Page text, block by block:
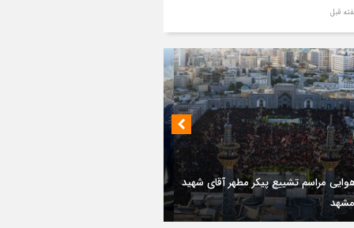
مطهر رهبر شهید انقلاب در حرم مطهر
آرام گرفت
طواف تهران، قم و عتبات… اینک سلامِ
در آستان امام رئوف
هوایی مراسم تشییع پیکر مطهر آقای
ایران – مشهد
تشییع پیکر مطهر آقای شهید ایران –
مجموعه تفریحی و گردشگری در منطقه
لاریخانی دیلمان